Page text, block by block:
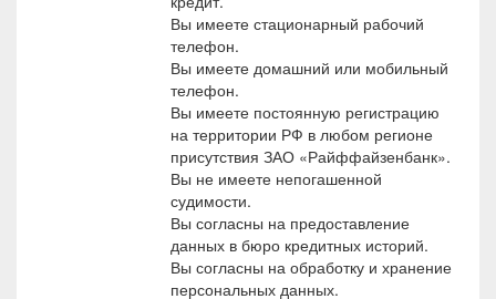
Вы имеете стационарный рабочий
телефон.
Вы имеете домашний или мобильный
телефон.
Вы имеете постоянную регистрацию
на территории РФ в любом регионе
присутствия ЗАО «Райффайзенбанк».
Вы не имеете непогашенной
судимости.
Вы согласны на предоставление
данных в бюро кредитных историй.
Вы согласны на обработку и хранение
персональных данных.